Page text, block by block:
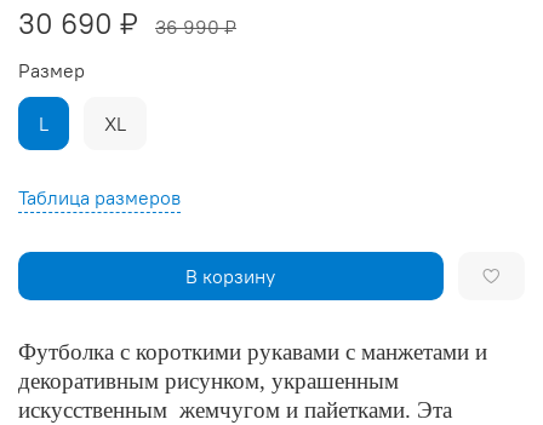
30 690 ₽ 36 990 ₽
Таблица размеров
В корзину
Размер
L XL
Футболка с короткими рукавами с манжетами и
декоративным рисунком, украшенным
искусственным жемчугом и пайетками. Эта